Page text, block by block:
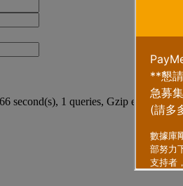
second(s), 1 queries, Gzip enabled.